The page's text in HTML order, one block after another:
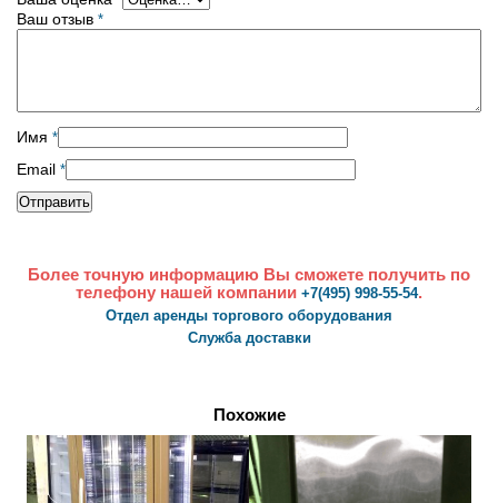
Ваш отзыв *
Имя *
Email *
Более точную информацию Вы сможете получить по
телефону нашей компании +7(495) 998-55-54.
Отдел аренды торгового оборудования
Служба доставки
Похожие